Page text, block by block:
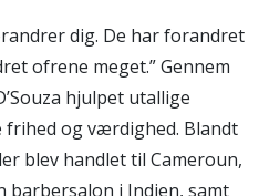
dig. De har forandret
ofrene meget.” Gennem
hjulpet utallige
frihed og værdighed. Blandt
blev handlet til Cameroun,
barbersalon i Indien, samt